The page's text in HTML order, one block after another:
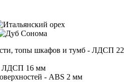
топы шкафов и тумб - ЛДСП 22
ЛДСП 16 мм
- ABS 2 мм